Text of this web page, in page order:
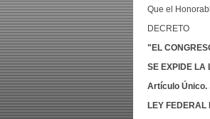
Que el
DECRETO
"EL
SE EXPIDE LA
Artículo Único.
LEY FEDERAL